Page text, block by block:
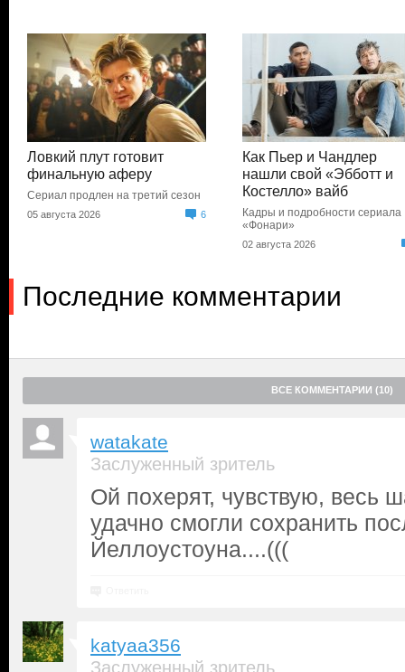
Ловкий плут готовит
финальную аферу
Сериал продлен на третий сезон
05 августа 2026 6
Как Пьер и Чандлер
нашли свой «Эбботт и
Костелло» вайб
Кадры и подробности сериала
«Фонари»
02 августа 2026
Последние комментарии
ВСЕ КОММЕНТАРИИ (10)
watakate
Заслуженный зритель
Ой похерят, чувствую, весь
удачно смогли сохранить
Йеллоустоуна....(((
katyaa356
Заслуженный зритель